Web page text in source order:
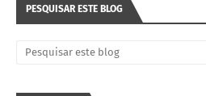
PESQUISAR ESTE BLOG